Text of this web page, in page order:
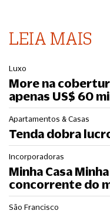
LEIA MAIS
Luxo
More na
apenas US$ 60
Apartamentos & Casas
Tenda dobra
Incorporadoras
Minha Casa
concorrente do
São Francisco